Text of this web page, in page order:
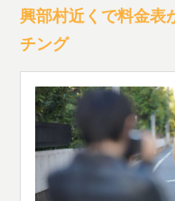
興部村近くで料金表
チング